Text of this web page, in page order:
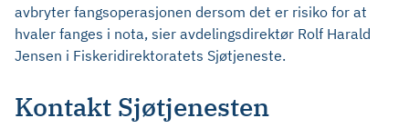
avbryter fangsoperasjonen dersom det er risiko for at
hvaler fanges i nota, sier avdelingsdirektør Rolf Harald
Jensen i Fiskeridirektoratets Sjøtjeneste.
Kontakt Sjøtjenesten